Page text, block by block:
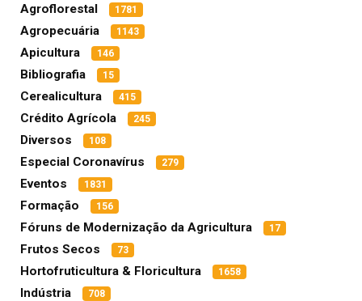
Agroflorestal 1781
Agropecuária 1143
Apicultura 146
Bibliografia 15
Cerealicultura 415
Crédito Agrícola 245
Diversos 108
Especial Coronavírus 279
Eventos 1831
Formação 156
Fóruns de Modernização da Agricultura 17
Frutos Secos 73
Hortofruticultura & Floricultura 1658
Indústria 708